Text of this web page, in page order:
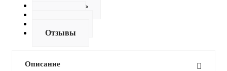
Как купить
Отзывы
Описание